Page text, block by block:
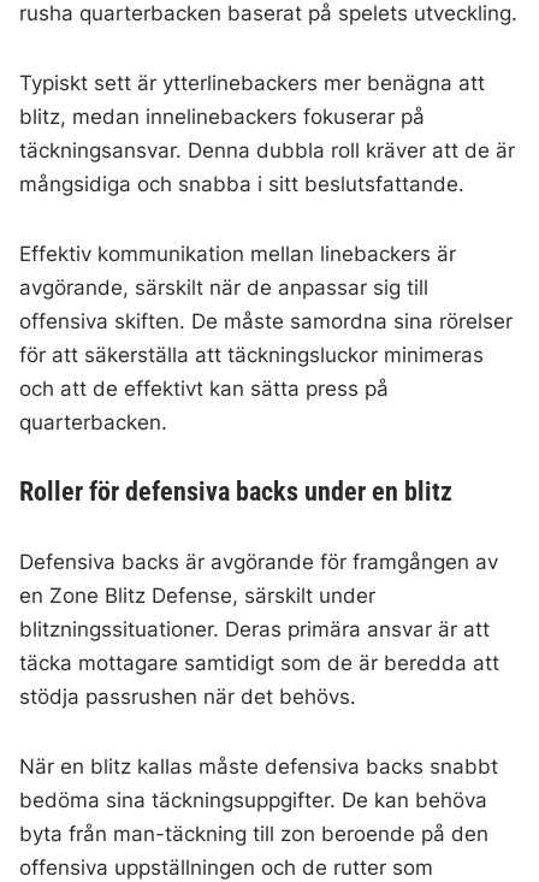
rusha quarterbacken baserat på spelets utveckling.
Typiskt sett är ytterlinebackers mer benägna att
blitz, medan innelinebackers fokuserar på
täckningsansvar. Denna dubbla roll kräver att de är
mångsidiga och snabba i sitt beslutsfattande.
Effektiv kommunikation mellan linebackers är
avgörande, särskilt när de anpassar sig till
offensiva skiften. De måste samordna sina rörelser
för att säkerställa att täckningsluckor minimeras
och att de effektivt kan sätta press på
quarterbacken.
Roller för defensiva backs under en blitz
Defensiva backs är avgörande för framgången av
en Zone Blitz Defense, särskilt under
blitzningssituationer. Deras primära ansvar är att
täcka mottagare samtidigt som de är beredda att
stödja passrushen när det behövs.
När en blitz kallas måste defensiva backs snabbt
bedöma sina täckningsuppgifter. De kan behöva
byta från man-täckning till zon beroende på den
offensiva uppställningen och de rutter som